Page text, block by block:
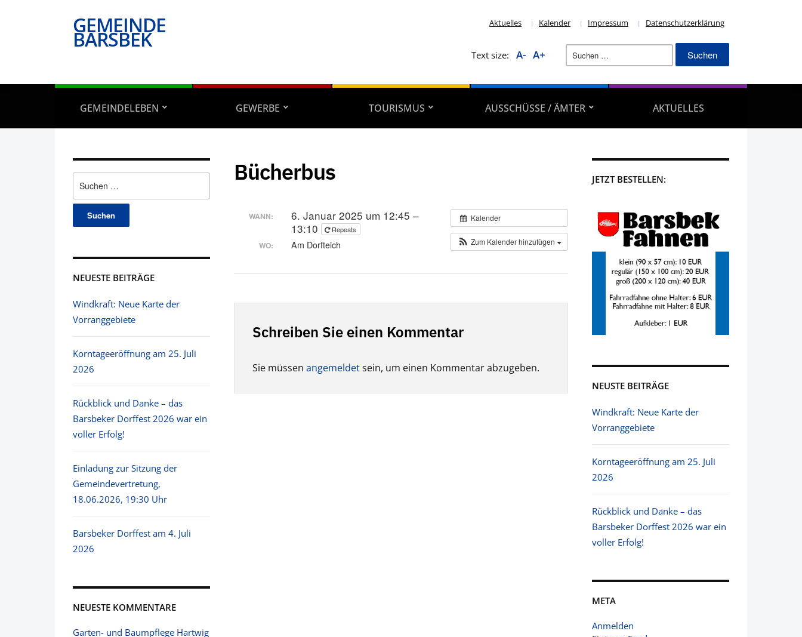
GEMEINDE
BARSBEK
Aktuelles Kalender Impressum Datenschutzerklärung
Text size: A- A+
Suchen
nach:
GEMEINDELEBEN GEWERBE TOURISMUS AUSSCHÜSSE / ÄMTER AKTUELLES
nach:
NEUESTE BEITRÄGE
Windkraft: Neue Karte der
Vorranggebiete
Korntageeröffnung am 25. Juli
2026
Rückblick und Danke – das
Barsbeker Dorffest 2026 war ein
voller Erfolg!
Einladung zur Sitzung der
Gemeindevertretung,
18.06.2026, 19:30 Uhr
Barsbeker Dorffest am 4. Juli
2026
NEUESTE KOMMENTARE
Garten- und Baumpflege Hartwig
Bücherbus
Kalender
Zum Kalender hinzufügen
WANN:
6. Januar 2025 um 12:45 –
13:10
Repeats
WO: Am Dorfteich
Schreiben Sie einen Kommentar
Sie müssen angemeldetsein, um einen Kommentar abzugeben.
JETZT BESTELLEN:
NEUSTE BEITRÄGE
Windkraft: Neue Karte der
Vorranggebiete
Korntageeröffnung am 25. Juli
2026
Rückblick und Danke – das
Barsbeker Dorffest 2026 war ein
voller Erfolg!
META
Anmelden